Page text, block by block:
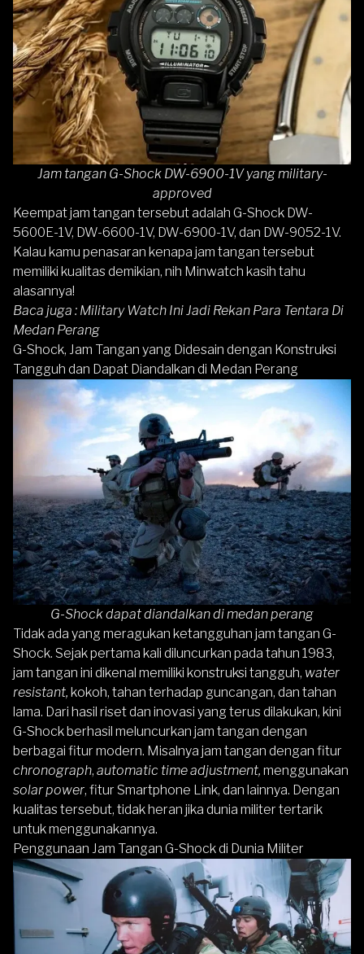
Jam tangan G-Shock DW-6900-1V yang military-
approved
Keempat jam tangan tersebut adalah G-Shock DW-
5600E-1V, DW-6600-1V, DW-6900-1V, dan DW-9052-1V.
Kalau kamu penasaran kenapa jam tangan tersebut
memiliki kualitas demikian, nih Minwatch kasih tahu
alasannya!
Baca juga : Military Watch Ini Jadi Rekan Para Tentara Di
Medan Perang
G-Shock, Jam Tangan yang Didesain dengan Konstruksi
Tangguh dan Dapat Diandalkan di Medan Perang
G-Shock dapat diandalkan di medan perang
Tidak ada yang meragukan ketangguhan jam tangan G-
Shock. Sejak pertama kali diluncurkan pada tahun 1983,
jam tangan ini dikenal memiliki konstruksi tangguh, water
resistant, kokoh, tahan terhadap guncangan, dan tahan
lama. Dari hasil riset dan inovasi yang terus dilakukan, kini
G-Shock berhasil meluncurkan jam tangan dengan
berbagai fitur modern. Misalnya jam tangan dengan fitur
chronograph, automatic time adjustment, menggunakan
solar power, fitur Smartphone Link, dan lainnya. Dengan
kualitas tersebut, tidak heran jika dunia militer tertarik
untuk menggunakannya.
Penggunaan Jam Tangan G-Shock di Dunia Militer